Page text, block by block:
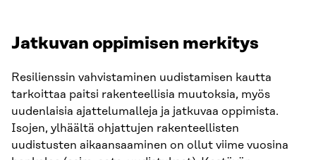
Jatkuvan oppimisen merkitys
Resilienssin vahvistaminen uudistamisen kautta
tarkoittaa paitsi rakenteellisia muutoksia, myös
uudenlaisia ajattelumalleja ja jatkuvaa oppimista.
Isojen, ylhäältä ohjattujen rakenteellisten
uudistusten aikaansaaminen on ollut viime vuosina